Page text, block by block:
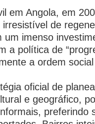
em Angola, em
de
imenso
a política de
a ordem
oficial de
e geográfico,
preferindo